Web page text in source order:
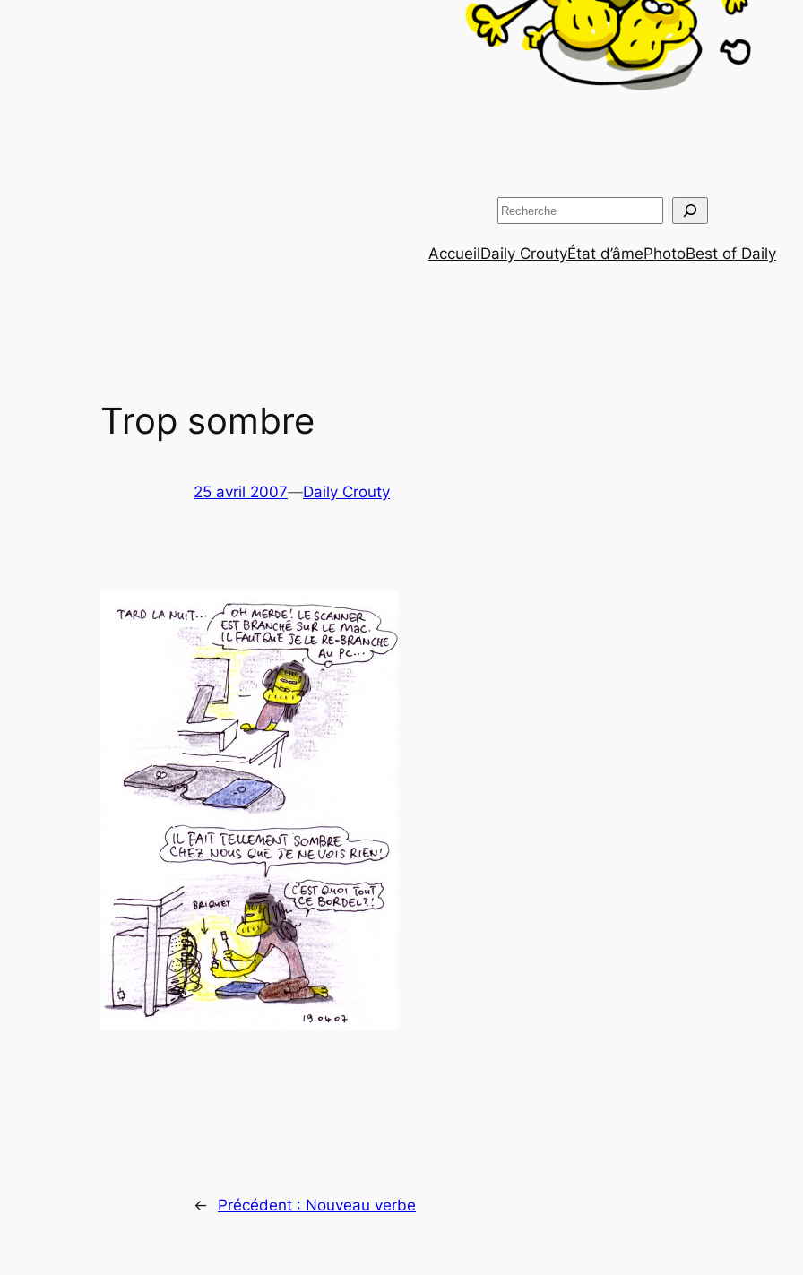
Rechercher
AccueilDaily CroutyÉtat d’âmePhotoBest of Daily
Trop sombre
25 avril 2007—Daily Crouty
← Précédent : Nouveau verbe